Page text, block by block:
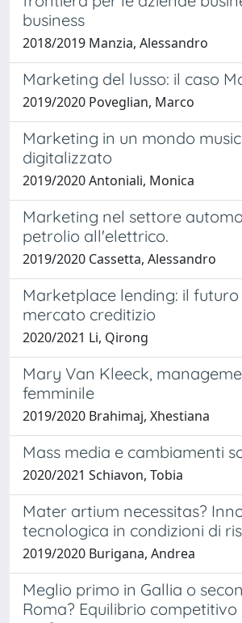
business
2018/2019 Manzia, Alessandro
Marketing del lusso: il caso
2019/2020 Poveglian, Marco
Marketing in un mondo
digitalizzato
2019/2020 Antoniali, Monica
Marketing nel settore
petrolio all'elettrico.
2019/2020 Cassetta, Alessandro
Marketplace lending: il futuro
mercato creditizio
2020/2021 Li, Qirong
Mary Van Kleeck,
femminile
2019/2020 Brahimaj, Xhestiana
Mass media e cambiamenti
2020/2021 Schiavon, Tobia
Mater artium necessitas?
tecnologica in condizioni di
2019/2020 Burigana, Andrea
Meglio primo in Gallia o
Roma? Equilibrio competitivo